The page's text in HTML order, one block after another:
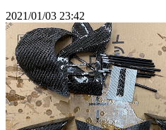
2021/01/03 23:42